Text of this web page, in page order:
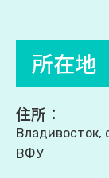
所在地
住所：
Владивосток,
ВФУ